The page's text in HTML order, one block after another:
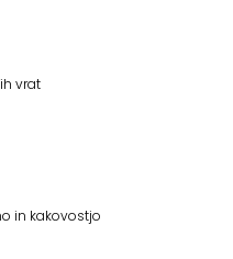
vrat
in kakovostjo